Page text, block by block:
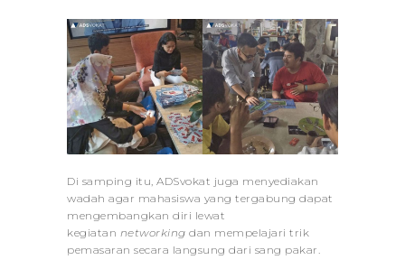
Di samping itu, ADSvokat juga menyediakan
wadah agar mahasiswa yang tergabung dapat
mengembangkan diri lewat
kegiatan networking dan mempelajari trik
pemasaran secara langsung dari sang pakar.